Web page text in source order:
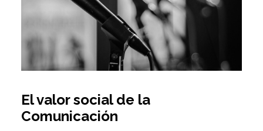
El valor social de la
Comunicación